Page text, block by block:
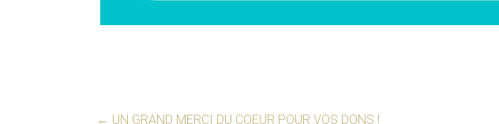
← UN GRAND MERCI DU COEUR POUR VOS DONS !